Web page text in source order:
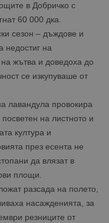
в Добричко с
60 000 дка.
сезон – дъждове и
недостиг на
жътва и доведоха до
се изкупуваше от
лавандула провокира
на листното и
култура и
през есента не
да влязат в
площи.
разсада на полето,
насажденията, за
резниците от